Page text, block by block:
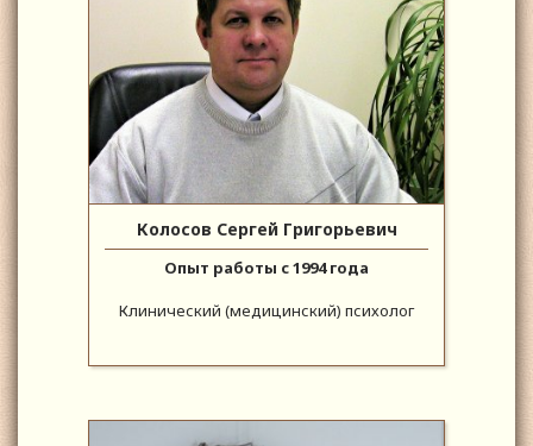
Колосов Сергей Григорьевич
Опыт работы с 1994 года
Клинический (медицинский) психолог